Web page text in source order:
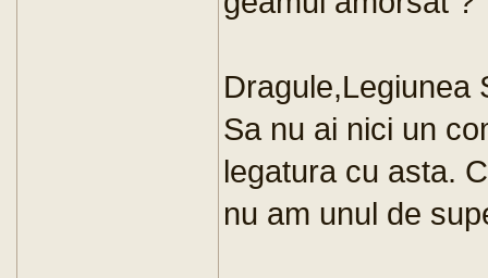
Dragule,Legiunea
Sa nu ai nici un
legatura cu asta.
nu am unul de